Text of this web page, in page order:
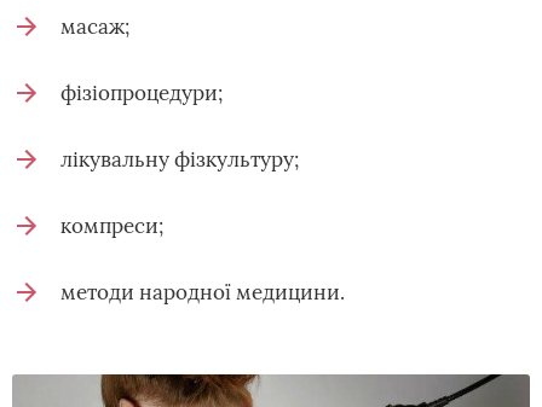
масаж;
фізіопроцедури;
лікувальну фізкультуру;
компреси;
методи народної медицини.